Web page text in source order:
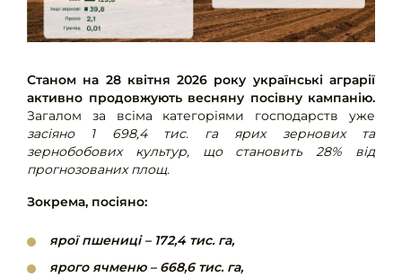
Станом на 28 квітня 2026 року українські аграрії
активно продовжують весняну посівну кампанію.
Загалом за всіма категоріями господарств уже
засіяно 1 698,4 тис. га ярих зернових та
зернобобових культур, що становить 28% від
прогнозованих площ.
Зокрема, посіяно:
ярої пшениці – 172,4 тис. га,
ярого ячменю – 668,6 тис. га,